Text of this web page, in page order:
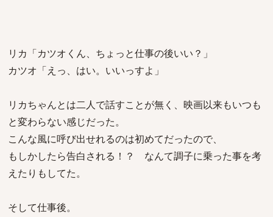
リカ「カツオくん、ちょっと仕事の後いい？」
カツオ「えっ、はい。いいっすよ」
リカちゃんとは二人で話すことが無く、映画以来もいつも
と変わらない感じだった。
こんな風に呼び出せれるのは初めてだったので、
もしかしたら告白される！？ なんて調子に乗った事を考
えたりもしてた。
そして仕事後。